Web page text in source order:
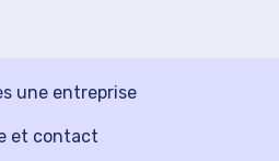
une entreprise
et contact